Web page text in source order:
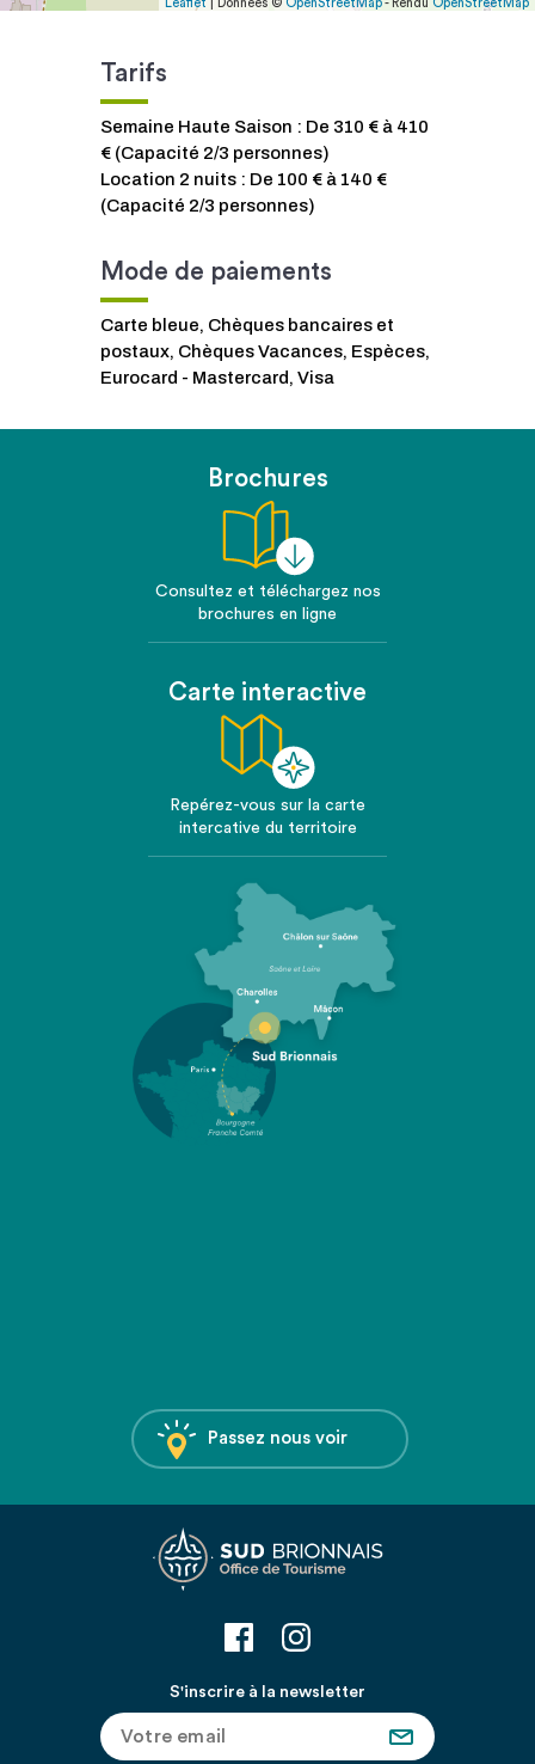
Leaflet | Données © OpenStreetMap- Rendu OpenStreetMap
Tarifs
Semaine Haute Saison : De 310 € à 410
€ (Capacité 2/3 personnes)
Location 2 nuits : De 100 € à 140 €
(Capacité 2/3 personnes)
Mode de paiements
Carte bleue, Chèques bancaires et
postaux, Chèques Vacances, Espèces,
Eurocard - Mastercard, Visa
Brochures
Consultez et téléchargez nos
brochures en ligne
Carte interactive
Repérez-vous sur la carte
intercative du territoire
Passez nous voir
S'inscrire à la newsletter